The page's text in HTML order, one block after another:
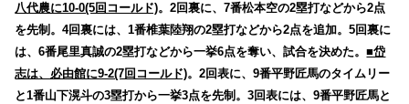
八代農に10-0(5回コールド)。2回裏に、7番松本空の2塁打などから2点
を先制。4回裏には、1番椎葉陸翔の2塁打などから2点を追加。5回裏に
は、6番尾里真誠の2塁打などから一挙6点を奪い、試合を決めた。■岱
志は、必由館に9-2(7回コールド)。2回表に、9番平野匠馬のタイムリー
と1番山下滉斗の3塁打から一挙3点を先制。3回表には、9番平野匠馬と